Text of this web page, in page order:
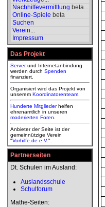
Nachhilfevermittlung beta...
Online-Spiele beta
Suchen
Verein...
Impressum
Das Projekt
Serverund Internetanbindung
werden durch Spenden
finanziert.
Organisiert wird das Projekt von
unserem Koordinatorenteam
Hunderte Mitgliederhelfen
ehrenamtlich in unseren
moderierten Foren
Anbieter der Seite ist der
gemeinnützige Verein
"Vorhilfe.de e.V.".
Partnerseiten
Dt. Schulen im Ausland:
Auslandsschule
Schulforum
Mathe-Seiten: